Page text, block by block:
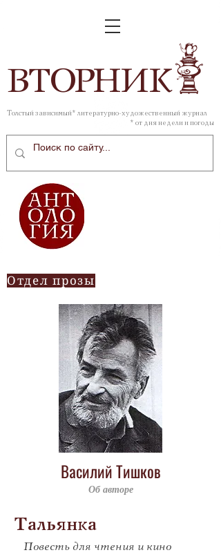
ВТОРНИК
Толстый зависимый* литературно-художественный журнал
* от дня недели и погоды
Отдел прозы
Василий Тишков
Об авторе
Тальянка
Повесть для чтения и кино